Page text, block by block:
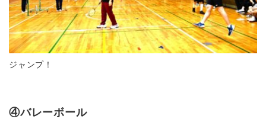
ジャンプ！
④バレーボール